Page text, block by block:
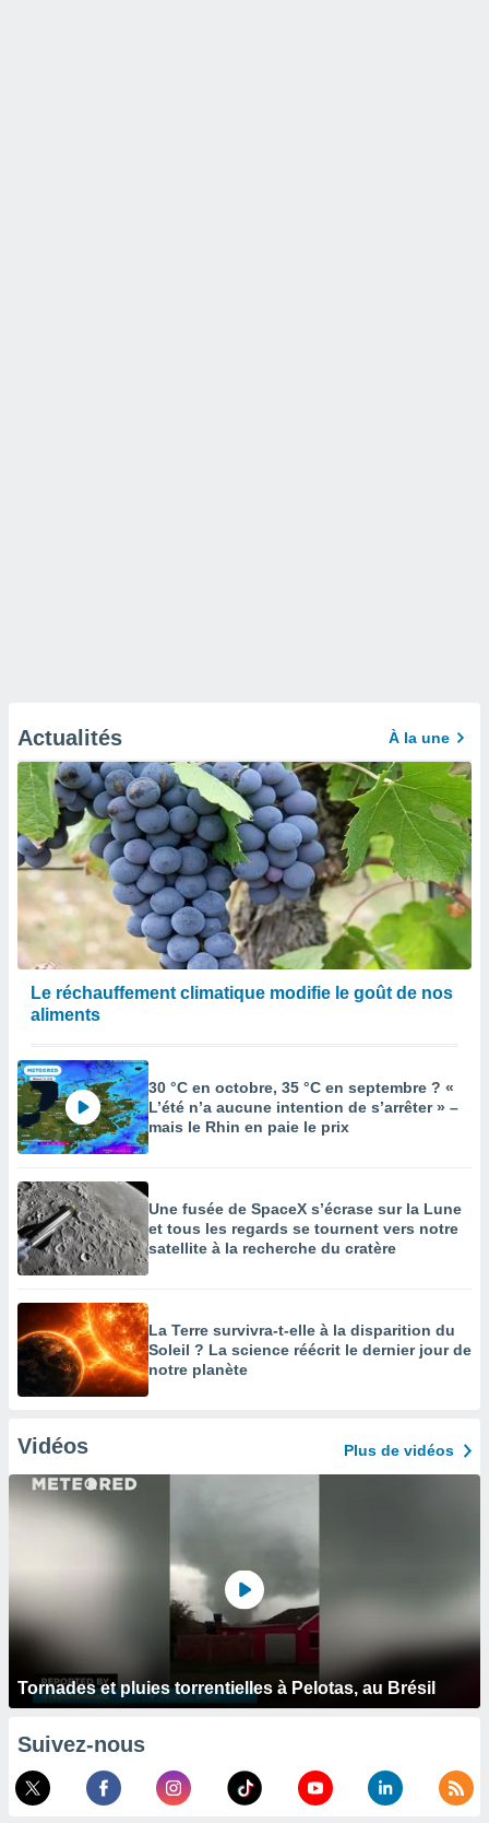
Actualités À la une
Le réchauffement climatique modifie le goût de nos
aliments
30 °C en octobre, 35 °C en septembre ? «
L’été n’a aucune intention de s’arrêter » –
mais le Rhin en paie le prix
Une fusée de SpaceX s’écrase sur la Lune
et tous les regards se tournent vers notre
satellite à la recherche du cratère
La Terre survivra-t-elle à la disparition du
Soleil ? La science réécrit le dernier jour de
notre planète
Vidéos Plus de vidéos
Tornades et pluies torrentielles à Pelotas, au Brésil
Suivez-nous